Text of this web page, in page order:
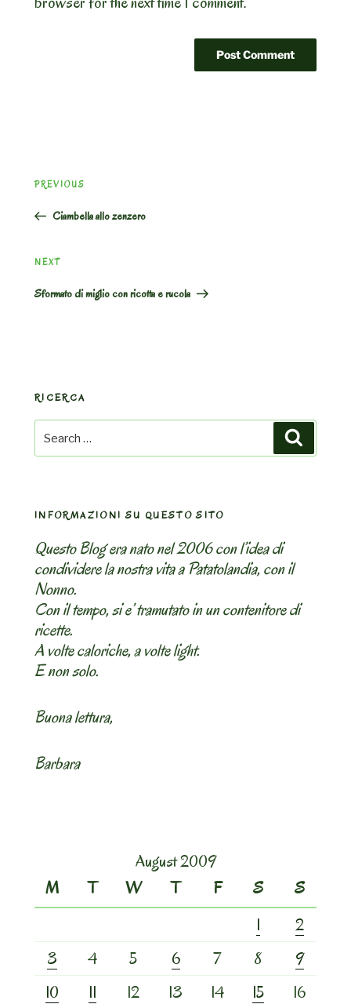
navigation
Previous
PREVIOUS
Ciambella allo zenzero
Next
NEXT
Sformato di miglio con ricotta e rucola
RICERCA
Search
for:
INFORMAZIONI SU QUESTO SITO
Questo Blog era nato nel 2006 con l’idea di
condividere la nostra vita a Patatolandia, con il
Nonno.
Con il tempo, si e’ tramutato in un contenitore di
ricette.
A volte caloriche, a volte light.
E non solo.
Buona lettura,
Barbara
August 2009
M
T W T F S
S
1
2
3
4 5 6 7 8
9
10
11 12 13 14 15
16